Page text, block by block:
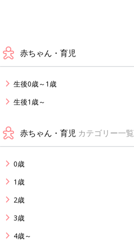
赤ちゃん・育児
生後0歳～1歳
生後1歳～
赤ちゃん・育児 カテゴリー一覧
0歳
1歳
2歳
3歳
4歳～